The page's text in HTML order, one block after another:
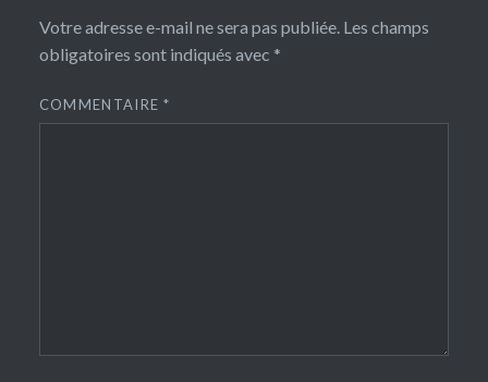
Votre adresse e-mail ne sera pas publiée. Les champs
obligatoires sont indiqués avec *
COMMENTAIRE*